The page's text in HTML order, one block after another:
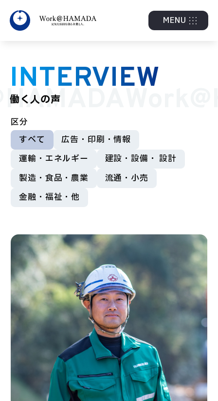
MENU
INTERVIEW
働く人の声
区分
すべて
広告・印刷・情報
運輸・エネルギー
建設・設備・ 設計
製造・食品・農業
流通・小売
金融・福祉・他